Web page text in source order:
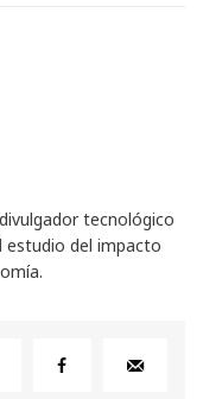
tecnológico
estudio del impacto